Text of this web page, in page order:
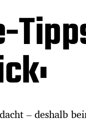
– deshalb